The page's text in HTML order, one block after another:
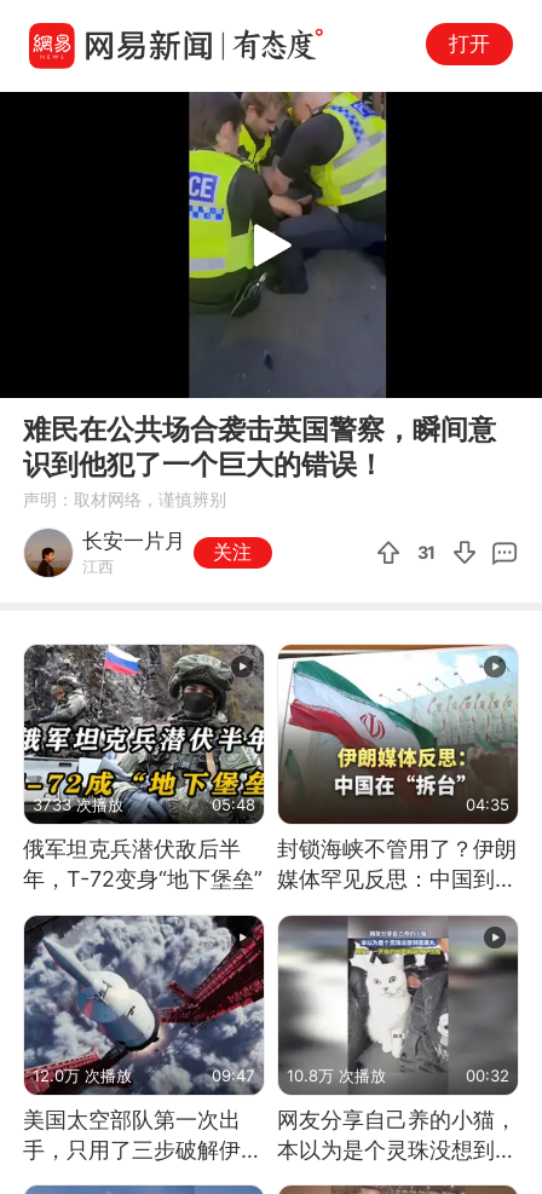
打开
Play
难民在公共场合袭击英国警察，瞬间意
识到他犯了一个巨大的错误！
声明：取材网络，谨慎辨别
长安一片月
江西
关注 31
3733 次播放 05:48
俄军坦克兵潜伏敌后半
年，T-72变身“地下堡垒”
04:35
封锁海峡不管用了？伊朗
媒体罕见反思：中国到底
12.0万 次播放 09:47
美国太空部队第一次出
手，只用了三步破解伊朗
防空
10.8万 次播放 00:32
网友分享自己养的小猫，
本以为是个灵珠没想到是
魔丸